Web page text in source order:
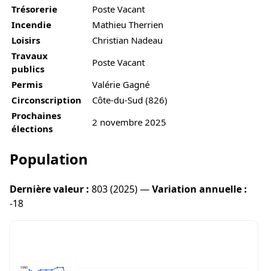
Trésorerie
Poste Vacant
Incendie
Mathieu Therrien
Loisirs
Christian Nadeau
Travaux
publics
Poste Vacant
Permis
Valérie Gagné
Circonscription
Côte-du-Sud (826)
Prochaines
élections
2 novembre 2025
Population
Dernière valeur : 803 (2025) —Variation annuelle :
-18
1060